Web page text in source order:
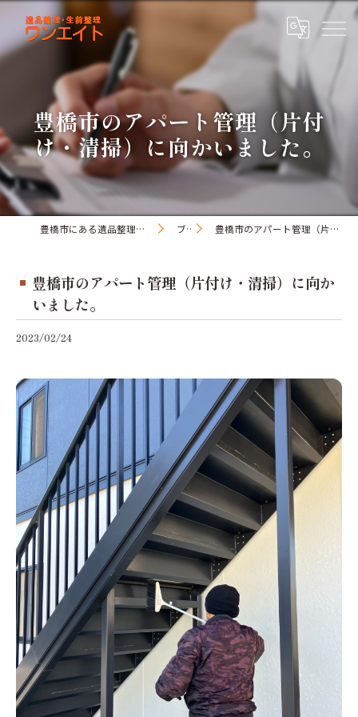
豊橋市のアパート管理（片付
け・清掃）に向かいました。
豊橋市にある遺品整理・生前整理のワンオアエイト ブログ 豊橋市のアパート管理（片付け・清掃）に向かいました。
豊橋市のアパート管理（片付け・清掃）に向か
いました。
2023/02/24